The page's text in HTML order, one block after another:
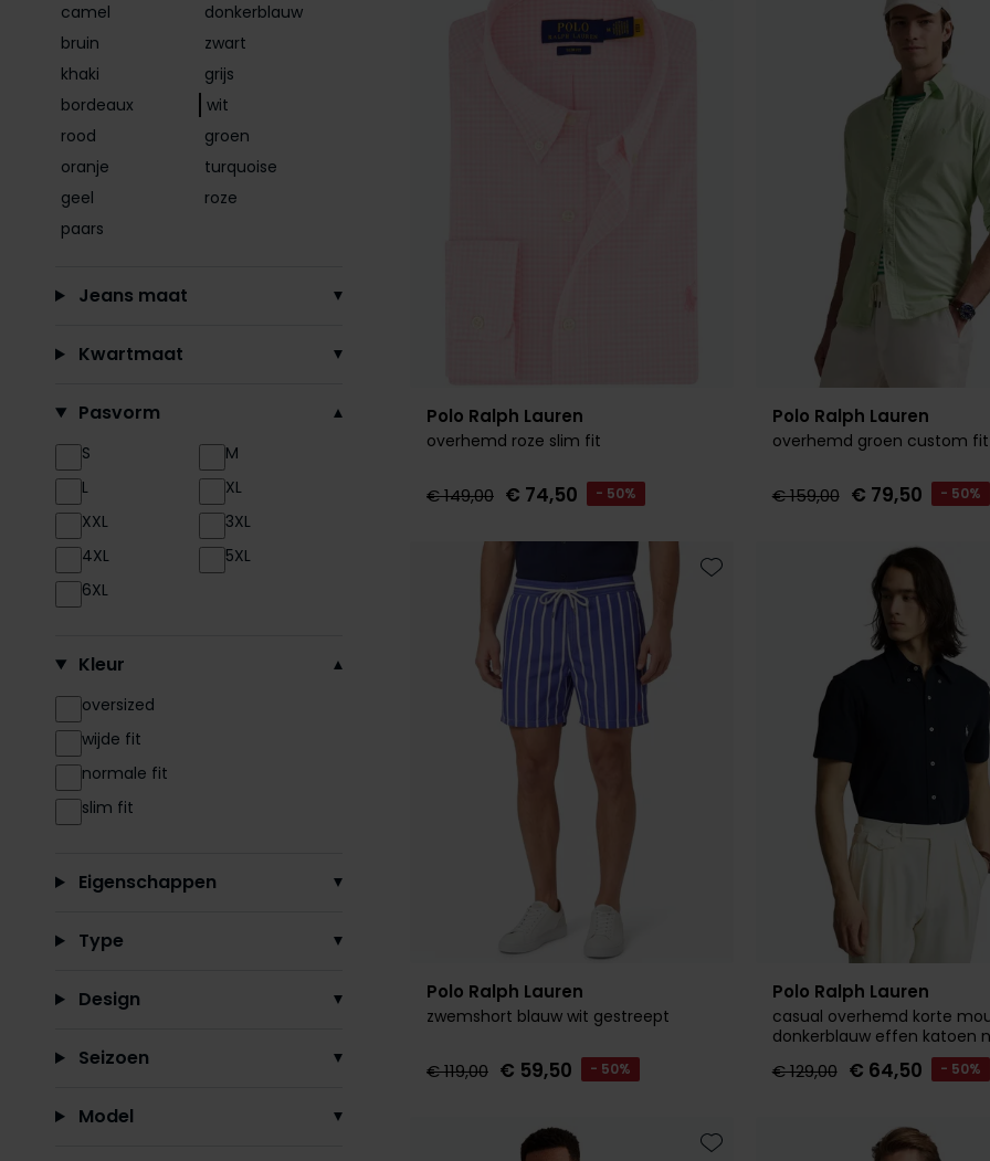
camel
donkerblauw
bruin
zwart
khaki
grijs
bordeaux
wit
rood
groen
oranje
turquoise
geel
roze
paars
Jeans maat
Kwartmaat
Pasvorm
S
M
L
XL
XXL
3XL
4XL
5XL
6XL
Kleur
oversized
wijde fit
normale fit
slim fit
Eigenschappen
Type
Design
Seizoen
Model
Polo Ralph Lauren
overhemd roze slim fit
€ 149,00 € 74,50 - 50%
Toevoegen aan favorieten
Polo Ralph Lauren
overhemd groen custom fit
€ 159,00 € 79,50 - 50%
Polo Ralph Lauren
zwemshort blauw wit gestreept
€ 119,00 € 59,50 - 50%
Toevoegen aan favorieten
Polo Ralph Lauren
casual overhemd korte
donkerblauw effen katoen
€ 129,00 € 64,50 - 50%